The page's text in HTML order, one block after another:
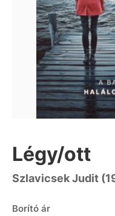
Légy/ott
Szlavicsek Judit
Borító ár